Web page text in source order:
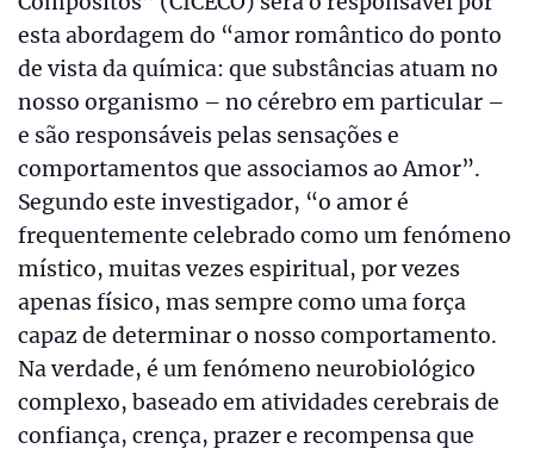
esta abordagem do “amor romântico do ponto
de vista da química: que substâncias atuam no
nosso organismo – no cérebro em particular –
e são responsáveis pelas sensações e
comportamentos que associamos ao Amor”.
Segundo este investigador, “o amor é
frequentemente celebrado como um fenómeno
místico, muitas vezes espiritual, por vezes
apenas físico, mas sempre como uma força
capaz de determinar o nosso comportamento.
Na verdade, é um fenómeno neurobiológico
complexo, baseado em atividades cerebrais de
confiança, crença, prazer e recompensa que